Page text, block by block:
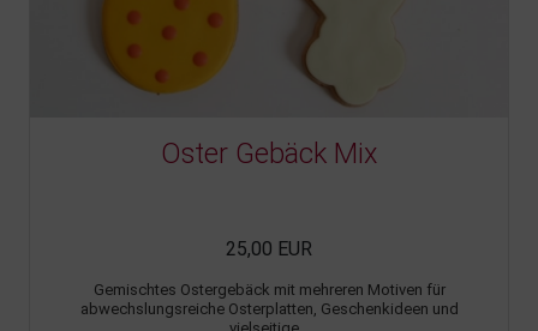
Oster Gebäck Mix
25,00 EUR
Gemischtes Ostergebäck mit mehreren Motiven für
abwechslungsreiche Osterplatten, Geschenkideen und